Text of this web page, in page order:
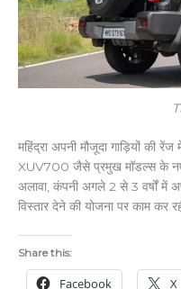
महिंद्रा अपनी मौजूदा गाड़ियों की
XUV700 जैसे प्रमुख मॉडल्स के
अलावा, कंपनी अगले 2 से 3 वर्षों में
विस्तार देने की योजना पर काम कर
Share this:
Facebook X